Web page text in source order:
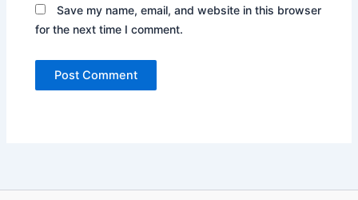
Save my name, email, and website in this browser
for the next time I comment.